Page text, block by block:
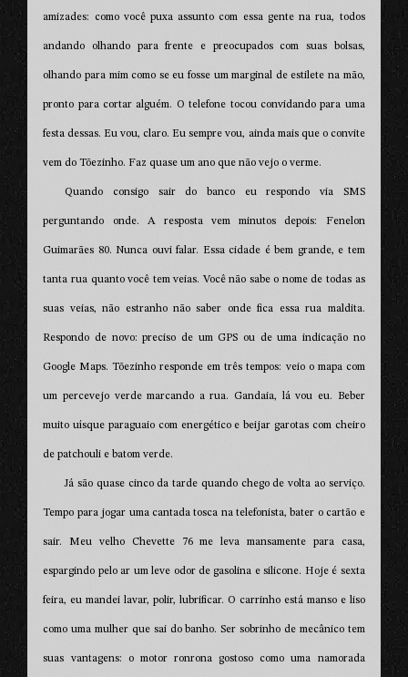
amizades: como você puxa assunto com essa gente na rua, todos
andando olhando para frente e preocupados com suas bolsas,
olhando para mim como se eu fosse um marginal de estilete na mão,
pronto para cortar alguém. O telefone tocou convidando para uma
festa dessas. Eu vou, claro. Eu sempre vou, ainda mais que o convite
vem do Tõezinho. Faz quase um ano que não vejo o verme.
Quando consigo sair do banco eu respondo via SMS
perguntando onde. A resposta vem minutos depois: Fenelon
Guimarães 80. Nunca ouvi falar. Essa cidade é bem grande, e tem
tanta rua quanto você tem veias. Você não sabe o nome de todas as
suas veias, não estranho não saber onde fica essa rua maldita.
Respondo de novo: preciso de um GPS ou de uma indicação no
Google Maps. Tõezinho responde em três tempos: veio o mapa com
um percevejo verde marcando a rua. Gandaia, lá vou eu. Beber
muito uísque paraguaio com energético e beijar garotas com cheiro
de patchouli e batom verde.
Já são quase cinco da tarde quando chego de volta ao serviço.
Tempo para jogar uma cantada tosca na telefonista, bater o cartão e
sair. Meu velho Chevette 76 me leva mansamente para casa,
espargindo pelo ar um leve odor de gasolina e silicone. Hoje é sexta
feira, eu mandei lavar, polir, lubrificar. O carrinho está manso e liso
como uma mulher que sai do banho. Ser sobrinho de mecânico tem
suas vantagens: o motor ronrona gostoso como uma namorada